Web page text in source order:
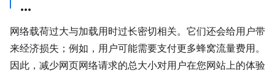
网络载荷过大与加载用时过长密切相关。它们还会给用户带
来经济损失；例如，用户可能需要支付更多蜂窝流量费用。
因此，减少网页网络请求的总大小对用户在您网站上的体验